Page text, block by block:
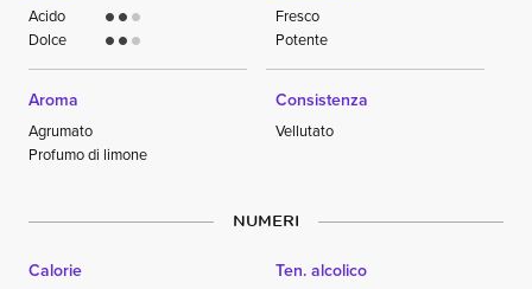
Acido circle circle circle
Dolce circle circle circle
Fresco
Potente
Aroma
Agrumato
Profumo di limone
Consistenza
Vellutato
NUMERI
Calorie Ten. alcolico